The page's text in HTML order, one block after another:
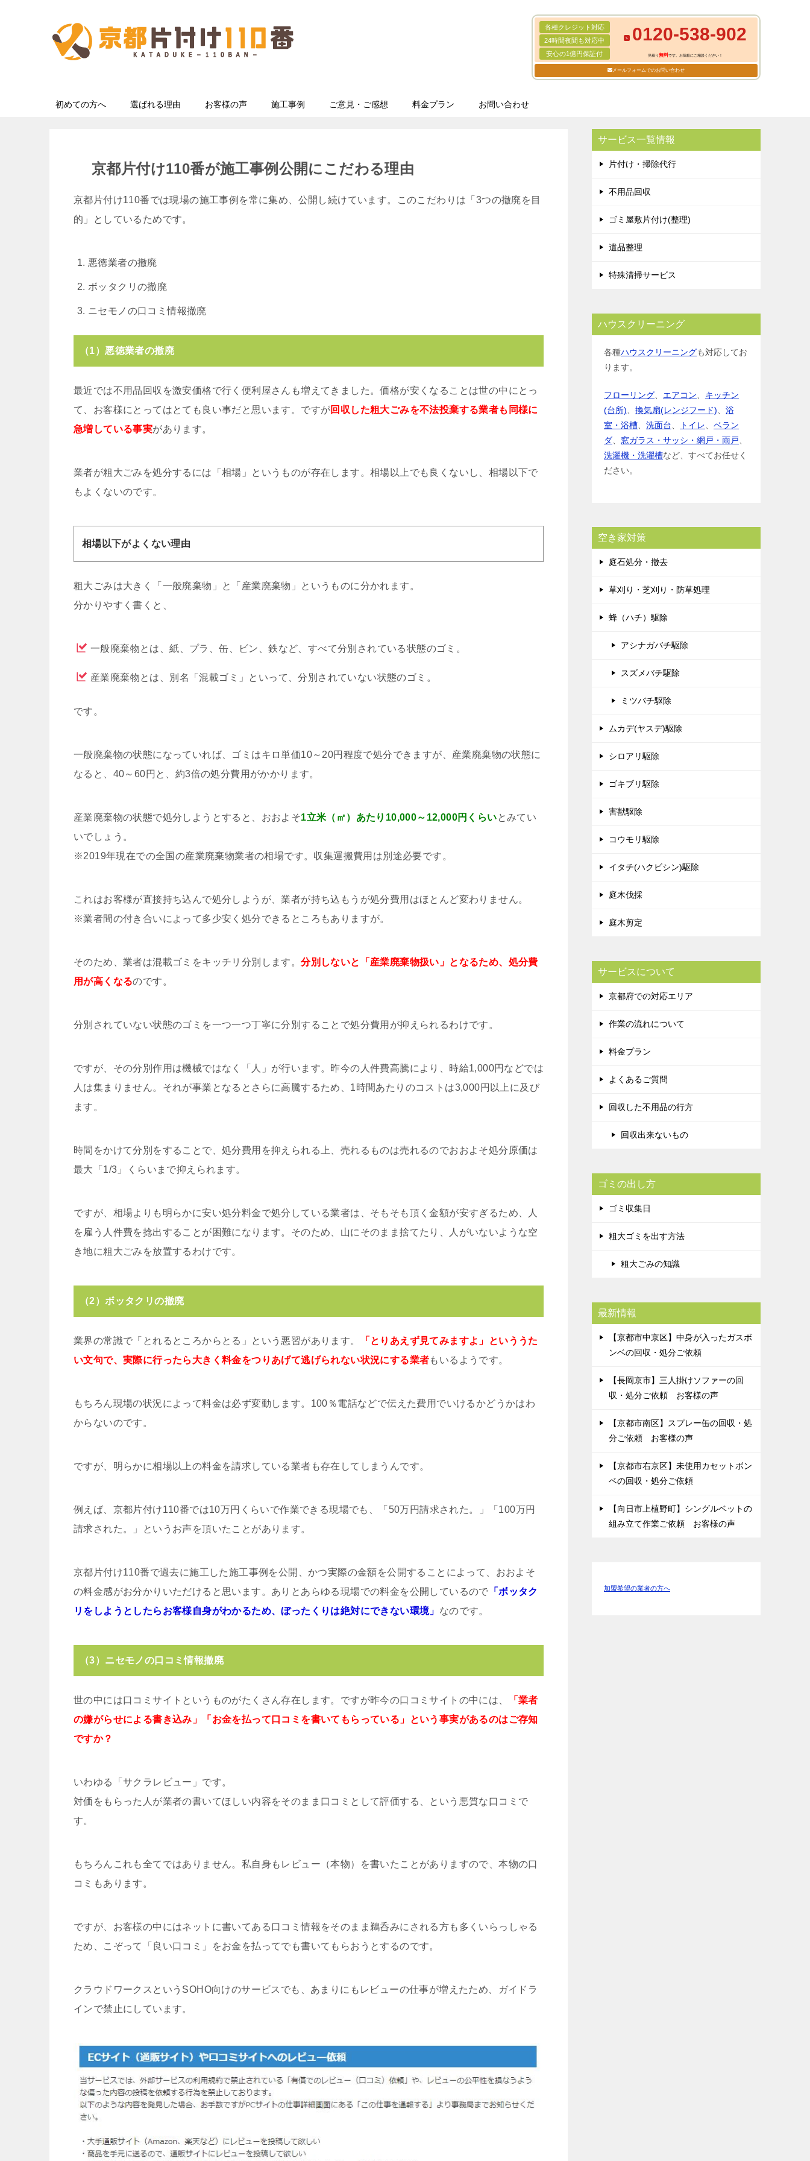
各種クレジット対応
24時間夜間も対応中
安心の1億円保証付
0120-538-902
見積り無料です。お気軽にご相談ください！
メールフォームでのお問い合わせ
初めての方へ 選ばれる理由 お客様の声 施工事例 ご意見・ご感想 料金プラン お問い合わせ
京都片付け110番が施工事例公開にこだわる理由
京都片付け110番では現場の施工事例を常に集め、公開し続けています。このこだわりは「3つの撤廃を目
的」としているためです。
悪徳業者の撤廃
ボッタクリの撤廃
ニセモノの口コミ情報撤廃
（1）悪徳業者の撤廃
最近では不用品回収を激安価格で行く便利屋さんも増えてきました。価格が安くなることは世の中にとっ
て、お客様にとってはとても良い事だと思います。ですが回収した粗大ごみを不法投棄する業者も同様に
急増している事実があります。
業者が粗大ごみを処分するには「相場」というものが存在します。相場以上でも良くないし、相場以下で
もよくないのです。
相場以下がよくない理由
粗大ごみは大きく「一般廃棄物」と「産業廃棄物」というものに分かれます。
分かりやすく書くと、
一般廃棄物とは、紙、プラ、缶、ビン、鉄など、すべて分別されている状態のゴミ。
産業廃棄物とは、別名「混載ゴミ」といって、分別されていない状態のゴミ。
です。
一般廃棄物の状態になっていれば、ゴミはキロ単価10～20円程度で処分できますが、産業廃棄物の状態に
なると、40～60円と、約3倍の処分費用がかかります。
産業廃棄物の状態で処分しようとすると、おおよそ1立米（㎥）あたり10,000～12,000円くらいとみてい
いでしょう。
※2019年現在での全国の産業廃棄物業者の相場です。収集運搬費用は別途必要です。
これはお客様が直接持ち込んで処分しようが、業者が持ち込もうが処分費用はほとんど変わりません。
※業者間の付き合いによって多少安く処分できるところもありますが。
そのため、業者は混載ゴミをキッチリ分別します。分別しないと「産業廃棄物扱い」となるため、処分費
用が高くなるのです。
分別されていない状態のゴミを一つ一つ丁寧に分別することで処分費用が抑えられるわけです。
ですが、その分別作用は機械ではなく「人」が行います。昨今の人件費高騰により、時給1,000円などでは
人は集まりません。それが事業となるとさらに高騰するため、1時間あたりのコストは3,000円以上に及び
ます。
時間をかけて分別をすることで、処分費用を抑えられる上、売れるものは売れるのでおおよそ処分原価は
最大「1/3」くらいまで抑えられます。
ですが、相場よりも明らかに安い処分料金で処分している業者は、そもそも頂く金額が安すぎるため、人
を雇う人件費を捻出することが困難になります。そのため、山にそのまま捨てたり、人がいないような空
き地に粗大ごみを放置するわけです。
（2）ボッタクリの撤廃
業界の常識で「とれるところからとる」という悪習があります。
「とりあえず見てみますよ」といううた
い文句で、実際に行ったら大きく料金をつりあげて逃げられない状況にする業者もいるようです。
もちろん現場の状況によって料金は必ず変動します。100％電話などで伝えた費用でいけるかどうかはわ
からないのです。
ですが、明らかに相場以上の料金を請求している業者も存在してしまうんです。
例えば、京都片付け110番では10万円くらいで作業できる現場でも、「50万円請求された。」「100万円
請求された。」というお声を頂いたことがあります。
京都片付け110番で過去に施工した施工事例を公開、かつ実際の金額を公開することによって、おおよそ
の料金感がお分かりいただけると思います。ありとあらゆる現場での料金を公開しているので 「ボッタク
リをしようとしたらお客様自身がわかるため、ぼったくりは絶対にできない環境」 なのです。
（3）ニセモノの口コミ情報撤廃
世の中には口コミサイトというものがたくさん存在します。ですが昨今の口コミサイトの中には、
「業者
の嫌がらせによる書き込み」「お金を払って口コミを書いてもらっている」という事実があるのはご存知
ですか？
いわゆる「サクラレビュー」です。
対価をもらった人が業者の書いてほしい内容をそのまま口コミとして評価する、という悪質な口コミで
す。
もちろんこれも全てではありません。私自身もレビュー（本物）を書いたことがありますので、本物の口
コミもあります。
ですが、お客様の中にはネットに書いてある口コミ情報をそのまま鵜呑みにされる方も多くいらっしゃる
ため、こぞって「良い口コミ」をお金を払ってでも書いてもらおうとするのです。
クラウドワークスというSOHO向けのサービスでも、あまりにもレビューの仕事が増えたため、ガイドラ
インで禁止にしています。
サービス一覧情報
片付け・掃除代行
不用品回収
ゴミ屋敷片付け(整理)
遺品整理
特殊清掃サービス
ハウスクリーニング
各種ハウスクリーニングも対応してお
ります。
フローリング エアコン
キッチン
(台所)
換気扇(レンジフード)
浴
室・浴槽
洗面台 トイレ
ベラン
ダ
窓ガラス・サッシ・網戸・雨戸
洗濯機・洗濯槽など、すべてお任せく
ださい。
空き家対策
庭石処分・撤去
草刈り・芝刈り・防草処理
蜂（ハチ）駆除
アシナガバチ駆除
スズメバチ駆除
ミツバチ駆除
ムカデ(ヤスデ)駆除
シロアリ駆除
ゴキブリ駆除
害獣駆除
コウモリ駆除
イタチ(ハクビシン)駆除
庭木伐採
庭木剪定
サービスについて
京都府での対応エリア
作業の流れについて
料金プラン
よくあるご質問
回収した不用品の行方
回収出来ないもの
ゴミの出し方
ゴミ収集日
粗大ゴミを出す方法
粗大ごみの知識
最新情報
【京都市中京区】中身が入ったガスボ
ンベの回収・処分ご依頼
【長岡京市】三人掛けソファーの回
収・処分ご依頼 お客様の声
【京都市南区】スプレー缶の回収・処
分ご依頼 お客様の声
【京都市右京区】未使用カセットボン
ベの回収・処分ご依頼
【向日市上植野町】シングルベットの
組み立て作業ご依頼 お客様の声
加盟希望の業者の方へ